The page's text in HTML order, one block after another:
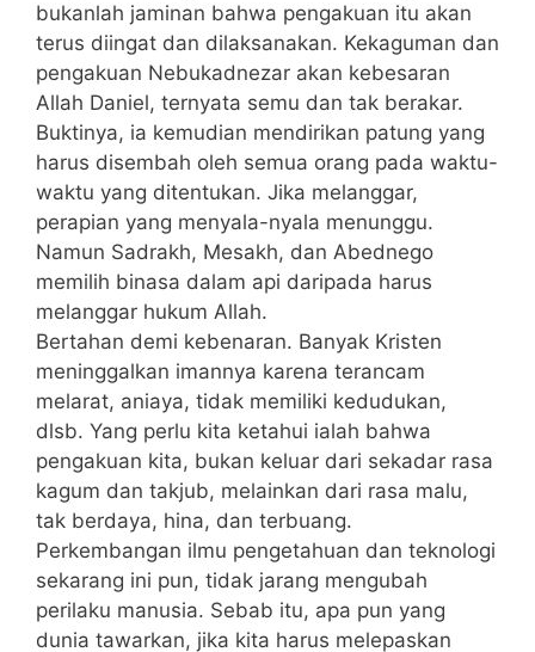
bukanlah jaminan bahwa pengakuan itu akan
terus diingat dan dilaksanakan. Kekaguman dan
pengakuan Nebukadnezar akan kebesaran
Allah Daniel, ternyata semu dan tak berakar.
Buktinya, ia kemudian mendirikan patung yang
harus disembah oleh semua orang pada waktu-
waktu yang ditentukan. Jika melanggar,
perapian yang menyala-nyala menunggu.
Namun Sadrakh, Mesakh, dan Abednego
memilih binasa dalam api daripada harus
melanggar hukum Allah.
Bertahan demi kebenaran. Banyak Kristen
meninggalkan imannya karena terancam
melarat, aniaya, tidak memiliki kedudukan,
dlsb. Yang perlu kita ketahui ialah bahwa
pengakuan kita, bukan keluar dari sekadar rasa
kagum dan takjub, melainkan dari rasa malu,
tak berdaya, hina, dan terbuang.
Perkembangan ilmu pengetahuan dan teknologi
sekarang ini pun, tidak jarang mengubah
perilaku manusia. Sebab itu, apa pun yang
dunia tawarkan, jika kita harus melepaskan